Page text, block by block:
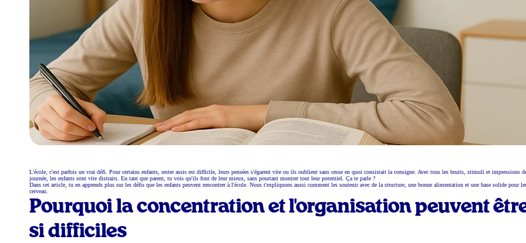
L'école, c'est parfois un vrai défi. Pour certains enfants, rester assis est difficile, leurs pensées s'égarent vite ou ils oublient sans cesse en quoi consistait la consigne. Avec tous les bruits, stimuli et impressions
journée, les enfants sont vite distraits. En tant que parent, tu vois qu'ils font de leur mieux, sans pourtant montrer tout leur potentiel. Ça te parle ?
Dans cet article, tu en apprends plus sur les défis que les enfants peuvent rencontrer à l'école. Nous t'expliquons aussi comment les soutenir avec de la structure, une bonne alimentation et une base solide pour
cerveau.
Pourquoi la concentration et l'organisation peuvent
si difficiles